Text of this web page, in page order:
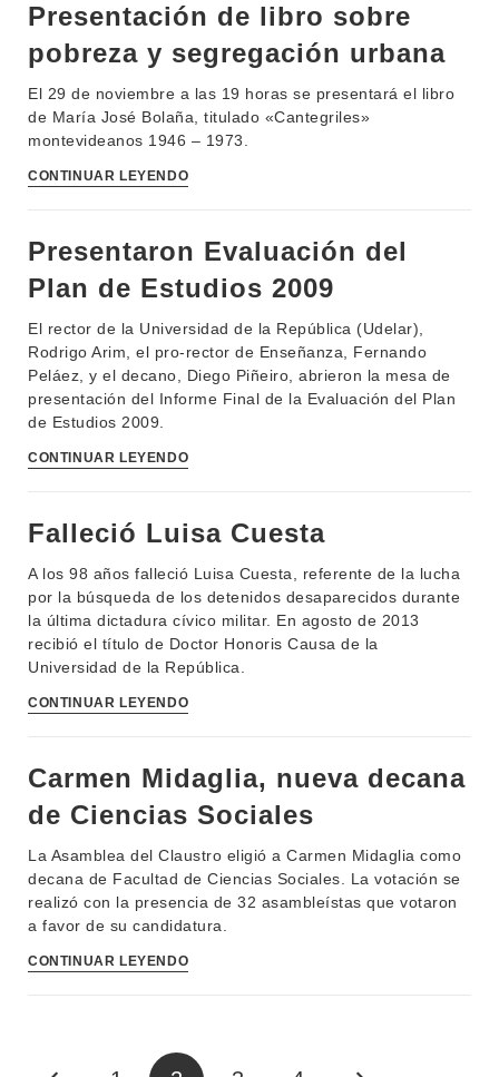
Presentación de libro sobre
pobreza y segregación urbana
El 29 de noviembre a las 19 horas se presentará el libro
de María José Bolaña, titulado «Cantegriles»
montevideanos 1946 – 1973.
CONTINUAR LEYENDO
Presentaron Evaluación del
Plan de Estudios 2009
El rector de la Universidad de la República (Udelar),
Rodrigo Arim, el pro-rector de Enseñanza, Fernando
Peláez, y el decano, Diego Piñeiro, abrieron la mesa de
presentación del Informe Final de la Evaluación del Plan
de Estudios 2009.
CONTINUAR LEYENDO
Falleció Luisa Cuesta
A los 98 años falleció Luisa Cuesta, referente de la lucha
por la búsqueda de los detenidos desaparecidos durante
la última dictadura cívico militar. En agosto de 2013
recibió el título de Doctor Honoris Causa de la
Universidad de la República.
CONTINUAR LEYENDO
Carmen Midaglia, nueva decana
de Ciencias Sociales
La Asamblea del Claustro eligió a Carmen Midaglia como
decana de Facultad de Ciencias Sociales. La votación se
realizó con la presencia de 32 asambleístas que votaron
a favor de su candidatura.
CONTINUAR LEYENDO